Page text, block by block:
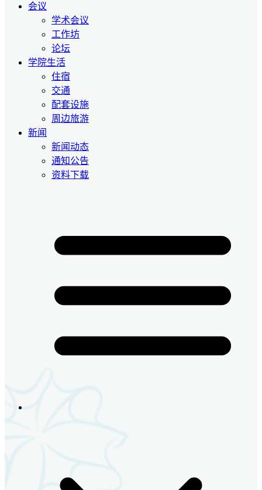
会议
学术会议
工作坊
论坛
学院生活
住宿
交通
配套设施
周边旅游
新闻
新闻动态
通知公告
资料下载